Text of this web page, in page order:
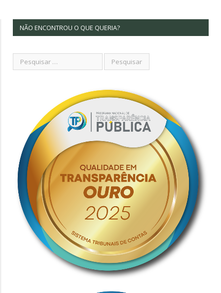
NÃO ENCONTROU O QUE QUERIA?